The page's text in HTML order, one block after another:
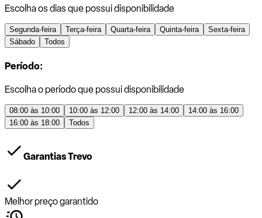
Escolha os dias que possui disponibilidade
Segunda-feira Terça-feira Quarta-feira Quinta-feira
Sexta-feira
Sábado
Todos
Período:
Escolha o período que possui disponibilidade
08:00 às 10:00 10:00 às 12:00 12:00 às 14:00
14:00 às 16:00
16:00 às 18:00
Todos
Garantias Trevo
Melhor preço garantido